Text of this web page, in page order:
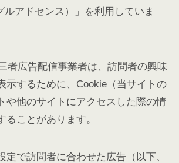
ルアドセンス）」を利用していま
者広告配信事業者は、訪問者の興味
示するために、Cookie（当サイトの
や他のサイトにアクセスした際の情
ることがあります。
定で訪問者に合わせた広告（以下、